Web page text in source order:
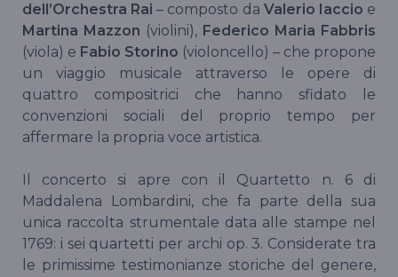
dell’Orchestra Rai – composto da Valerio Iaccio e
Martina Mazzon (violini), Federico Maria Fabbris
(viola) e Fabio Storino (violoncello) – che propone
un viaggio musicale attraverso le opere di
quattro compositrici che hanno sfidato le
convenzioni sociali del proprio tempo per
affermare la propria voce artistica.
Il concerto si apre con il Quartetto n. 6 di
Maddalena Lombardini, che fa parte della sua
unica raccolta strumentale data alle stampe nel
1769: i sei quartetti per archi op. 3. Considerate tra
le primissime testimonianze storiche del genere,